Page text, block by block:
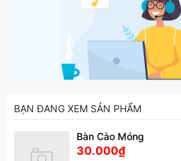
BẠN ĐANG XEM SẢN PHẨM
Bàn Cào Móng
30.000₫